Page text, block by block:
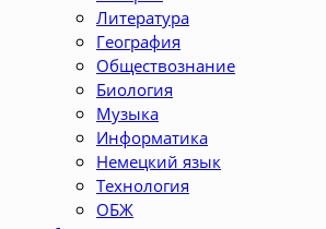
Литература
География
Обществознание
Биология
Музыка
Информатика
Немецкий язык
Технология
ОБЖ